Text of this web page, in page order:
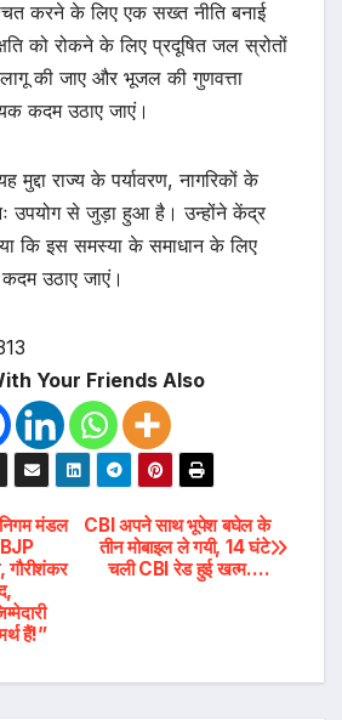
करने के लिए एक सख्त नीति बनाई
को रोकने के लिए प्रदूषित जल स्रोतों
की जाए और भूजल की गुणवत्ता
कदम उठाए जाएं।
राज्य के पर्यावरण, नागरिकों के
उपयोग से जुड़ा हुआ है। उन्होंने केंद्र
कि इस समस्या के समाधान के लिए
उठाए जाएं।
Your Friends Also
CBI अपने साथ भूपेश बघेल के
तीन मोबाइल ले गयी, 14 घंटे
चली CBI रेड हुई खत्म….
मंडल
BJP
गौरीशंकर
हैं!”